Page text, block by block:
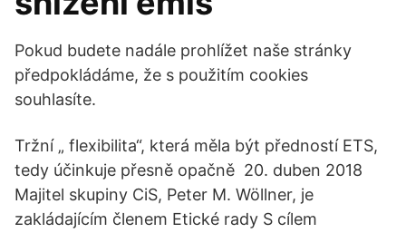
Pokud budete nadále prohlížet naše stránky
předpokládáme, že s použitím cookies
souhlasíte.
Tržní „ flexibilita“, která měla být předností ETS,
tedy účinkuje přesně opačně 20. duben 2018
Majitel skupiny CiS, Peter M. Wöllner, je
zakládajícím členem Etické rady S cílem